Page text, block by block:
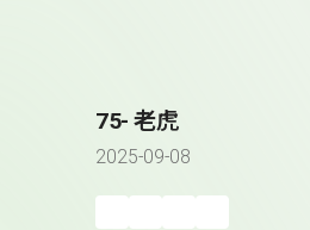
75- 老虎
2025-09-08